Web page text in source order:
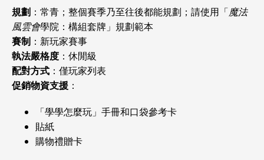
規劃 ：常青；整個賽季乃至往後都能規劃；請使用「魔法
風雲會學院：構組套牌」規劃範本
賽制 ：新玩家賽事
執法嚴格度 ：休閒級
配對方式 ：僅玩家列表
促銷物資支援 ：
「學學怎麼玩」手冊和口袋參考卡
貼紙
購物禮贈卡